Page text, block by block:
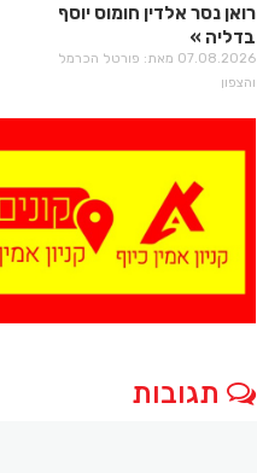
רואן נסר אלדין חומוס יוסף
בדליה
07.08.2026 מאת: פורטל הכרמל
והצפון
תגובות